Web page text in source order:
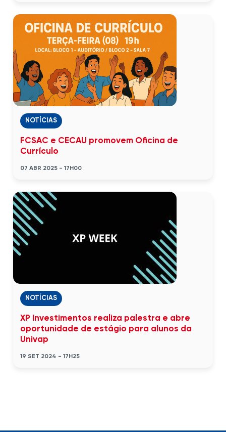
NOTÍCIAS
FCSAC e CECAU promovem Oficina de
Currículo
07 ABR 2025 - 17H00
NOTÍCIAS
XP Investimentos realiza palestra e abre
oportunidade de estágio para alunos da
Univap
19 SET 2024 - 17H25